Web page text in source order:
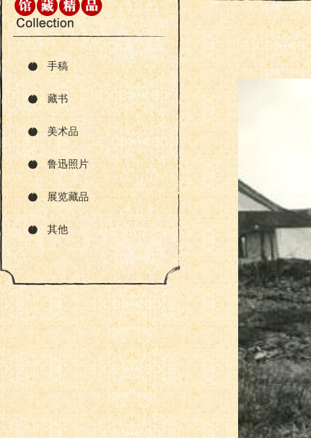
手稿
藏书
美术品
鲁迅照片
展览藏品
其他